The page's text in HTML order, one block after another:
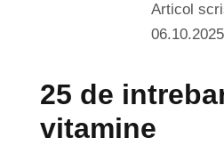
Articol
25 de
vitamine